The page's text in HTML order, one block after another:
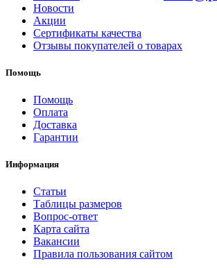
Новости
Акции
Сертификаты качества
Отзывы покупателей о товарах
Помощь
Помощь
Оплата
Доставка
Гарантии
Информация
Статьи
Таблицы размеров
Вопрос-ответ
Карта сайта
Вакансии
Правила пользования сайтом